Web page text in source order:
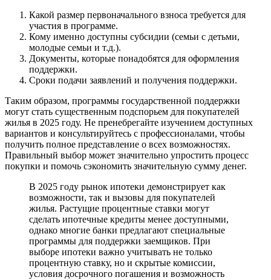
Какой размер первоначального взноса требуется для
участия в программе.
Кому именно доступны субсидии (семьи с детьми,
молодые семьи и т.д.).
Документы, которые понадобятся для оформления
поддержки.
Сроки подачи заявлений и получения поддержки.
Таким образом, программы государственной поддержки
могут стать существенным подспорьем для покупателей
жилья в 2025 году. Не пренебрегайте изучением доступных
вариантов и консультируйтесь с профессионалами, чтобы
получить полное представление о всех возможностях.
Правильный выбор может значительно упростить процесс
покупки и помочь сэкономить значительную сумму денег.
В 2025 году рынок ипотеки демонстрирует как
возможности, так и вызовы для покупателей
жилья. Растущие процентные ставки могут
сделать ипотечные кредиты менее доступными,
однако многие банки предлагают специальные
программы для поддержки заемщиков. При
выборе ипотеки важно учитывать не только
процентную ставку, но и скрытые комиссии,
условия досрочного погашения и возможность